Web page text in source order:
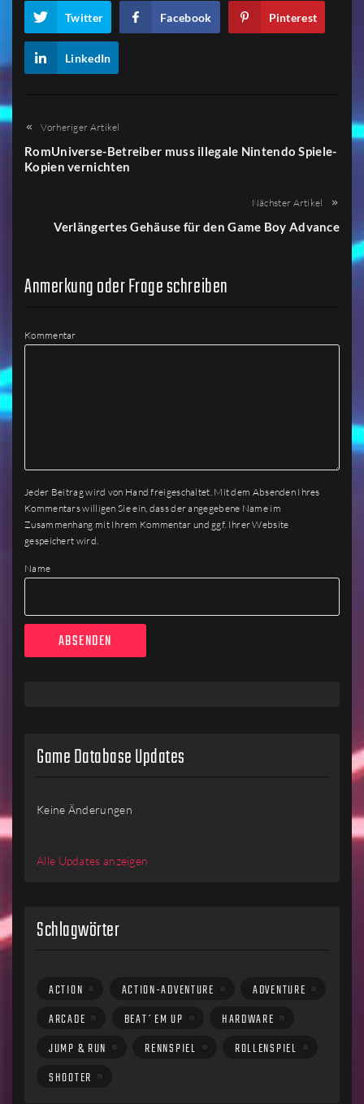
Twitter Facebook Pinterest
LinkedIn
Vorheriger Artikel
RomUniverse-Betreiber muss illegale Nintendo Spiele-
Kopien vernichten
Nächster Artikel
Verlängertes Gehäuse für den Game Boy Advance
Anmerkung oder Frage schreiben
Kommentar
Jeder Beitrag wird von Hand freigeschaltet. Mit dem Absenden Ihres
Kommentars willigen Sie ein, dass der angegebene Name im
Zusammenhang mit Ihrem Kommentar und ggf. Ihrer Website
gespeichert wird.
Name
Game Database Updates
Keine Änderungen
Alle Updates anzeigen
Schlagwörter
ACTION ACTION-ADVENTURE
ADVENTURE
ARCADE
BEAT´EM UP
HARDWARE
JUMP & RUN
RENNSPIEL
ROLLENSPIEL
SHOOTER